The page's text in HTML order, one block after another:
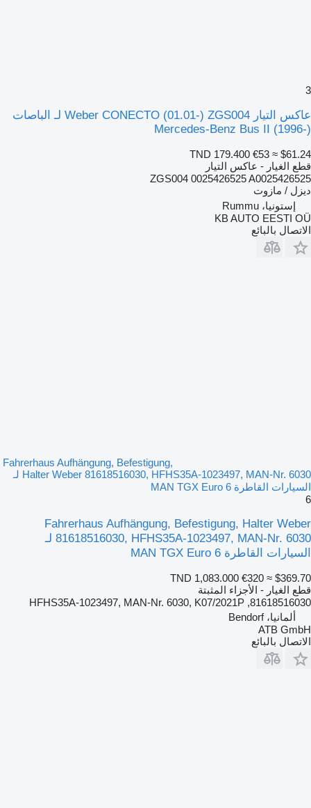
3
عاكس التيار Weber CONECTO (01.01-) ZGS004 لـ الباصات
Mercedes-Benz Bus II (1996-)
TND 179.400 €53 ≈ $61.24
قطع الغيار - عاكس التيار
ZGS004 0025426525 A0025426525
ديزل / مازوت
إستونيا، Rummu
KB AUTO EESTI OÜ
الاتصال بالبائع
Fahrerhaus Aufhängung, Befestigung,
Halter Weber 81618516030, HFHS35A-1023497, MAN-Nr. 6030 لـ
السيارات القاطرة MAN TGX Euro 6
6
Fahrerhaus Aufhängung, Befestigung, Halter Weber
81618516030, HFHS35A-1023497, MAN-Nr. 6030 لـ
السيارات القاطرة MAN TGX Euro 6
TND 1,083.000 €320 ≈ $369.70
قطع الغيار - الأجزاء المثبتة
81618516030, HFHS35A-1023497, MAN-Nr. 6030, K07/2021P
ألمانيا، Bendorf
ATB GmbH
الاتصال بالبائع